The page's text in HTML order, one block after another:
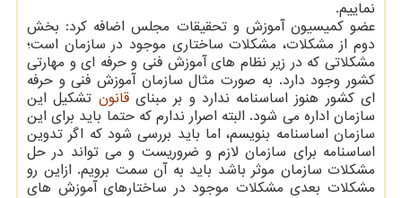
نماییم.
عضو کمیسیون آموزش و تحقیقات مجلس اضافه کرد: بخش
دوم از مشکلات، مشکلات ساختاری موجود در سازمان است؛
مشکلاتی که در زیر نظام های آموزش فنی و حرفه ای و مهارتی
کشور وجود دارد. به صورت مثال سازمان آموزش فنی و حرفه
ای کشور هنوز اساسنامه ندارد و بر مبنایقانون تشکیل این
سازمان اداره می شود. البته اصرار ندارم که حتما باید برای این
سازمان اساسنامه بنویسم، اما باید بررسی شود که اگر تدوین
اساسنامه برای سازمان لازم و ضروریست و می تواند در حل
مشکلات سازمان موثر باشد باید به آن سمت برویم. ازاین رو
مشکلات بعدی مشکلات موجود در ساختارهای آموزش های